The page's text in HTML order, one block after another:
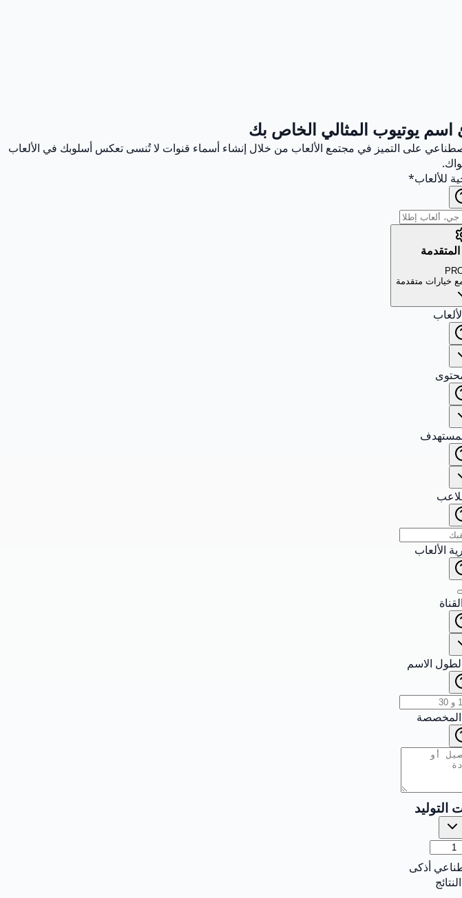
اسم يوتيوب المثالي الخاص بك
على التميز في مجتمع الألعاب من خلال إنشاء أسماء قنوات لا تُنسى تعكس أسلوبك في الألعاب
للألعاب*
المتقدمة
خيارات متقدمة
الألعاب
الاسم
المخصصة
التوليد
أذكى